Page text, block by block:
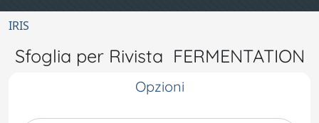
IRIS
Sfoglia per Rivista FERMENTATION
Opzioni